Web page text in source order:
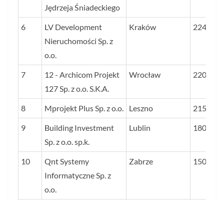
Jędrzeja Śniadeckiego
6
LV Development
Nieruchomości Sp. z
o.o.
Kraków 22434
7
12 - Archicom Projekt
127 Sp. z o.o. S.K.A.
Wrocław 22087
8 Mprojekt Plus Sp. z o.o. Leszno 21523
9
Building Investment
Sp. z o.o. sp.k.
Lublin 18000
10
Qnt Systemy
Informatyczne Sp. z
o.o.
Zabrze 15040